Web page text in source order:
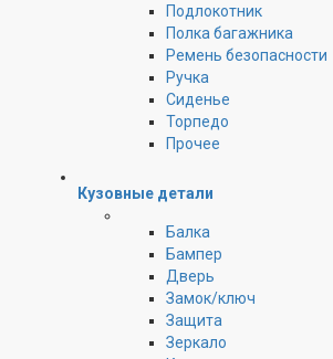
Подлокотник
Полка багажника
Ремень безопасности
Ручка
Сиденье
Торпедо
Прочее
Кузовные детали
Балка
Бампер
Дверь
Замок/ключ
Защита
Зеркало